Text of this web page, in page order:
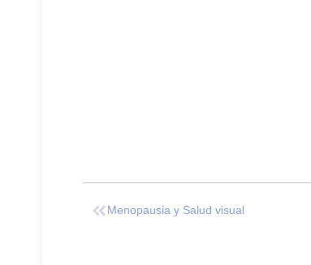
Menopausia y Salud visual